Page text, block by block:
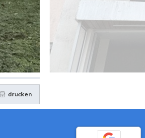
drucken